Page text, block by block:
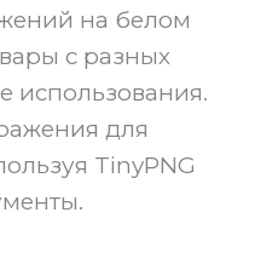
на белом
с разных
использования.
для
TinyPNG